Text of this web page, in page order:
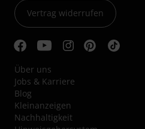
Vertrag widerrufen
Über uns
Jobs & Karriere
Blog
Kleinanzeigen
Nachhaltigkeit